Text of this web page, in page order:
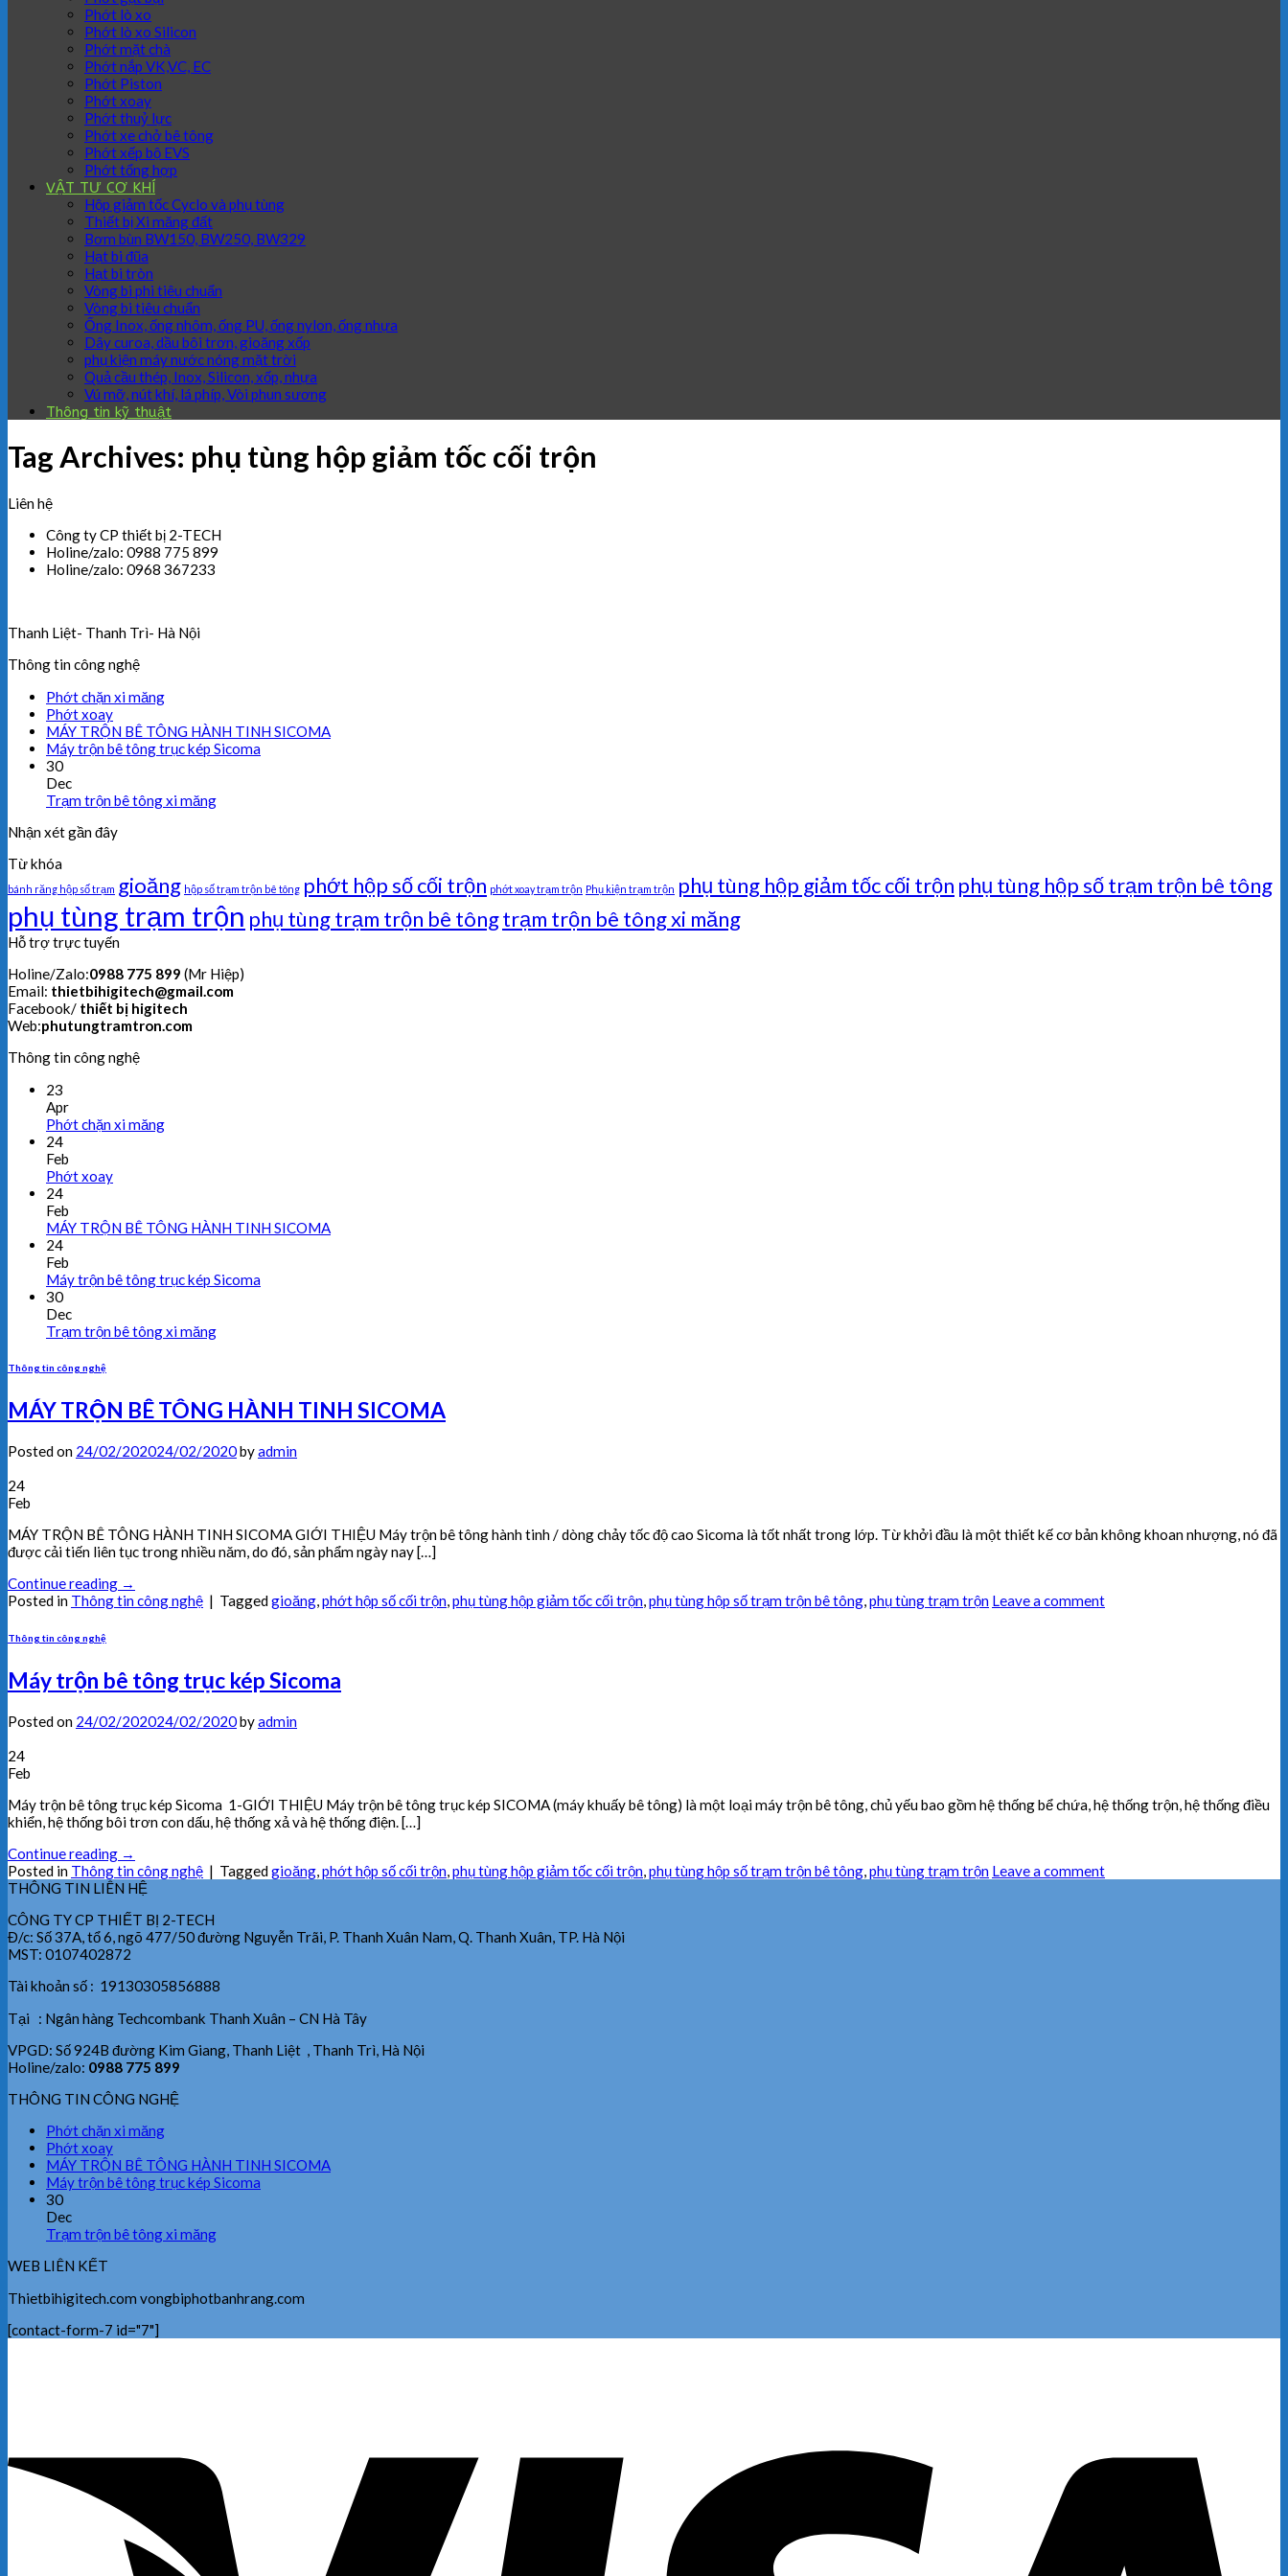
Phớt lò xo
Phớt lò xo Silicon
Phớt mặt chà
Phớt nắp VK,VC, EC
Phớt Piston
Phớt xoay
Phớt thuỷ lực
Phớt xe chở bê tông
Phớt xếp bộ EVS
Phớt tổng hợp
VẬT TƯ CƠ KHÍ
Hộp giảm tốc Cyclo và phụ tùng
Thiết bị Xi măng đất
Bơm bùn BW150, BW250, BW329
Hạt bi đũa
Hạt bi tròn
Vòng bi phi tiêu chuẩn
Vòng bi tiêu chuẩn
Ống Inox, ống nhôm, ống PU, ống nylon, ống nhựa
Dây curoa, dầu bôi trơn, gioăng xốp
phụ kiện máy nước nóng mặt trời
Quả cầu thép, Inox, Silicon, xốp, nhựa
Vú mỡ, nút khí, lá phíp, Vòi phun sương
Thông tin kỹ thuật
Tag Archives: phụ tùng hộp giảm tốc cối trộn
Liên hệ
Công ty CP thiết bị 2-TECH
Holine/zalo: 0988 775 899
Holine/zalo: 0968 367233
Thanh Liệt- Thanh Trì- Hà Nội
Thông tin công nghệ
Phớt chặn xi măng
Phớt xoay
MÁY TRỘN BÊ TÔNG HÀNH TINH SICOMA
Máy trộn bê tông trục kép Sicoma
30
Dec
Trạm trộn bê tông xi măng
Nhận xét gần đây
Từ khóa
bánh răng hộp số trạm gioăng hộp số trạm trộn bê tông phớt hộp số cối trộn phớt xoay trạm trộn Phụ kiện trạm trộn phụ tùng hộp giảm tốc cối trộn phụ tùng hộp số trạm trộn bê tông
phụ tùng trạm trộn phụ tùng trạm trộn bê tôngtrạm trộn bê tông xi măng
Hỗ trợ trực tuyến
Holine/Zalo:0988 775 899 (Mr Hiệp)
Email: thietbihigitech@gmail.com
Facebook/ thiết bị higitech
Web:phutungtramtron.com
Thông tin công nghệ
23
Apr
Phớt chặn xi măng
24
Feb
Phớt xoay
24
Feb
MÁY TRỘN BÊ TÔNG HÀNH TINH SICOMA
24
Feb
Máy trộn bê tông trục kép Sicoma
30
Dec
Trạm trộn bê tông xi măng
Thông tin công nghệ
MÁY TRỘN BÊ TÔNG HÀNH TINH SICOMA
Posted on 24/02/202024/02/2020byadmin
24
Feb
MÁY TRỘN BÊ TÔNG HÀNH TINH SICOMA GIỚI THIỆU Máy trộn bê tông hành tinh / dòng chảy tốc độ cao Sicoma là tốt nhất trong lớp. Từ khởi đầu là một thiết kế cơ bản không khoan nhượng, nó đã
được cải tiến liên tục trong nhiều năm, do đó, sản phẩm ngày nay […]
Continue reading →
Posted in Thông tin công nghệ | Taggedgioăng,phớt hộp số cối trộn,phụ tùng hộp giảm tốc cối trộn,phụ tùng hộp số trạm trộn bê tông,phụ tùng trạm trộn Leave a comment
Thông tin công nghệ
Máy trộn bê tông trục kép Sicoma
Posted on 24/02/202024/02/2020byadmin
24
Feb
Máy trộn bê tông trục kép Sicoma 1-GIỚI THIỆU Máy trộn bê tông trục kép SICOMA (máy khuấy bê tông) là một loại máy trộn bê tông, chủ yếu bao gồm hệ thống bể chứa, hệ thống trộn, hệ thống điều
khiển, hệ thống bôi trơn con dấu, hệ thống xả và hệ thống điện. […]
Continue reading →
Posted in Thông tin công nghệ | Taggedgioăng,phớt hộp số cối trộn,phụ tùng hộp giảm tốc cối trộn,phụ tùng hộp số trạm trộn bê tông,phụ tùng trạm trộn Leave a comment
THÔNG TIN LIÊN HỆ
CÔNG TY CP THIẾT BỊ 2-TECH
Đ/c: Số 37A, tổ 6, ngõ 477/50 đường Nguyễn Trãi, P. Thanh Xuân Nam, Q. Thanh Xuân, TP. Hà Nội
MST: 0107402872
Tài khoản số : 19130305856888
Tại : Ngân hàng Techcombank Thanh Xuân – CN Hà Tây
VPGD: Số 924B đường Kim Giang, Thanh Liệt , Thanh Trì, Hà Nội
Holine/zalo: 0988 775 899
THÔNG TIN CÔNG NGHỆ
Phớt chặn xi măng
Phớt xoay
MÁY TRỘN BÊ TÔNG HÀNH TINH SICOMA
Máy trộn bê tông trục kép Sicoma
30
Dec
Trạm trộn bê tông xi măng
WEB LIÊN KẾT
Thietbihigitech.com vongbiphotbanhrang.com
[contact-form-7 id="7"]